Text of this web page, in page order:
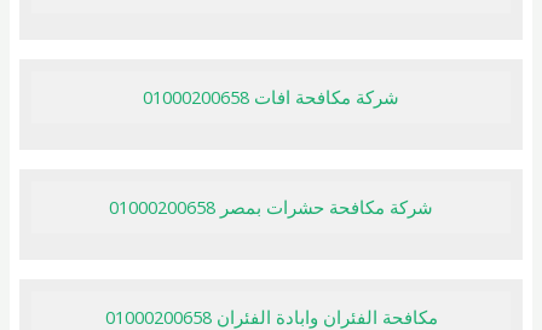
شركة مكافحة افات 01000200658
شركة مكافحة حشرات بمصر 01000200658
مكافحة الفئران وابادة الفئران 01000200658